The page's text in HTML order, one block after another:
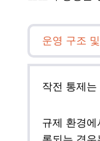
운영 구조
작전 통제
규제 환경